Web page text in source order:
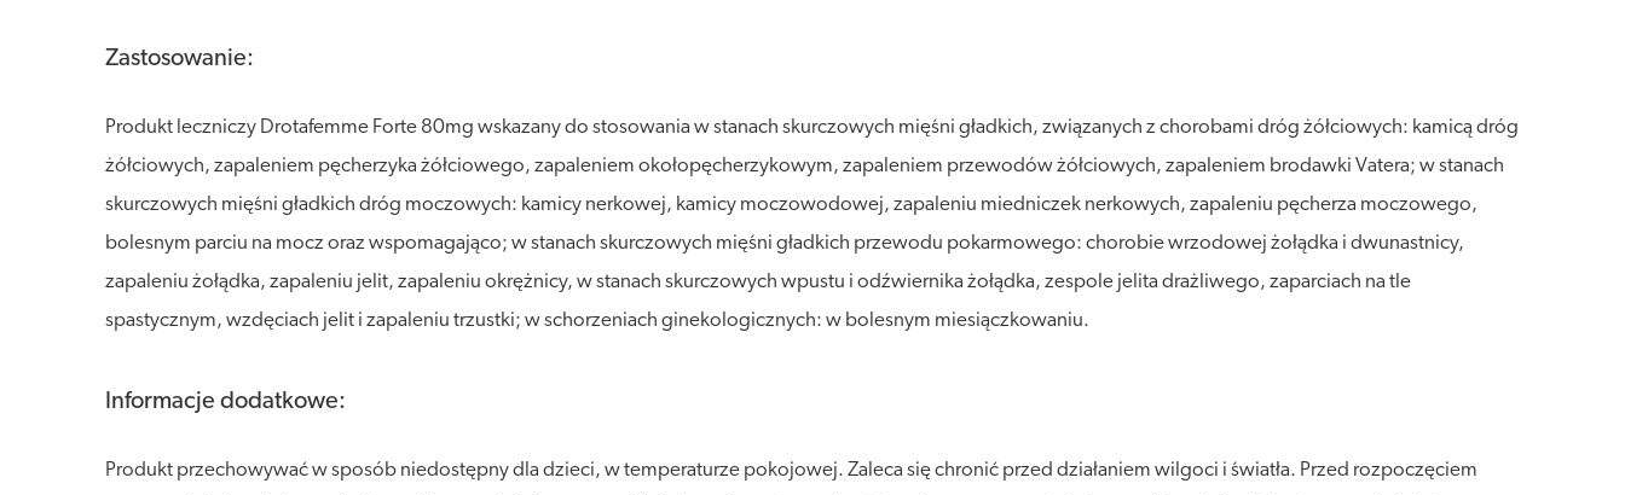
Zastosowanie:
Produkt leczniczy Drotafemme Forte 80mg wskazany do stosowania w stanach skurczowych mięśni gładkich, związanych z chorobami dróg żółciowych: kamicą dróg
żółciowych, zapaleniem pęcherzyka żółciowego, zapaleniem okołopęcherzykowym, zapaleniem przewodów żółciowych, zapaleniem brodawki Vatera; w stanach
skurczowych mięśni gładkich dróg moczowych: kamicy nerkowej, kamicy moczowodowej, zapaleniu miedniczek nerkowych, zapaleniu pęcherza moczowego,
bolesnym parciu na mocz oraz wspomagająco; w stanach skurczowych mięśni gładkich przewodu pokarmowego: chorobie wrzodowej żołądka i dwunastnicy,
zapaleniu żołądka, zapaleniu jelit, zapaleniu okrężnicy, w stanach skurczowych wpustu i odźwiernika żołądka, zespole jelita drażliwego, zaparciach na tle
spastycznym, wzdęciach jelit i zapaleniu trzustki; w schorzeniach ginekologicznych: w bolesnym miesiączkowaniu.
Informacje dodatkowe:
Produkt przechowywać w sposób niedostępny dla dzieci, w temperaturze pokojowej. Zaleca się chronić przed działaniem wilgoci i światła. Przed rozpoczęciem